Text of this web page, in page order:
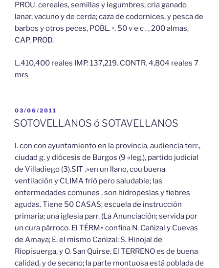
PROU. cereales, semillas y legumbres; cria ganado
lanar, vacuno y de cerda; caza de codornices, y pesca de
barbos y otros peces, POBL. •. 50 v e c . , 200 almas,
CAP. PROD.
L.410,400 reales IMP. 137,219. CONTR. 4,804 reales 7
mrs
PUBLICADO
EL
03/06/2011
SOTOVELLANOS ó SOTAVELLANOS
l. con con ayuntamiento en la provincia, audiencia terr.,
ciudad g. y diócesis de Burgos (9 «leg.), partido judicial
de Villadiego (3).SIT .»en un llano, cou buena
ventilación y CLIMA frió pero saludable; las
enfermedades comunes , son hidropesías y fiebres
agudas. Tiene 50 CASAS; escuela de instrucción
primaria; una iglesia parr. (La Anunciación; servida por
un cura párroco. El TÉRM^ confina N. Cañizal y Cuevas
de Amaya; E. el mismo Cañizal; S. Hinojal de
Riopisuerga, y O. San Quirse. El TERRENO es de buena
calidad, y de secano; la parte montuosa está poblada de